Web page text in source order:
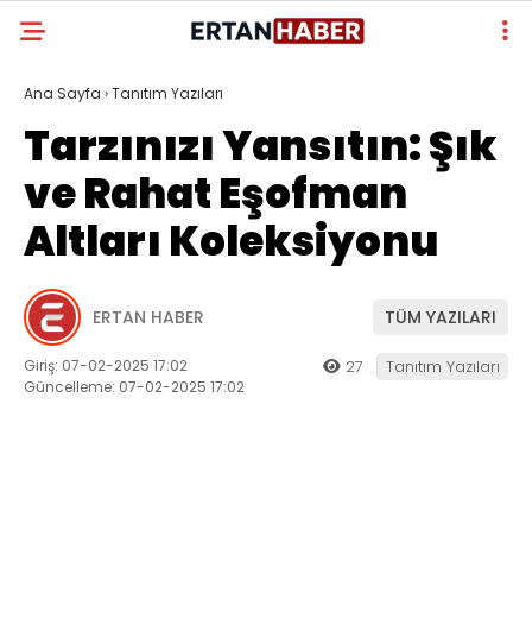
Ana Sayfa ›Tanıtım Yazıları
Tarzınızı Yansıtın: Şık
ve Rahat Eşofman
Altları Koleksiyonu
ERTAN HABER TÜM YAZILARI
Giriş: 07-02-2025 17:02
Güncelleme: 07-02-2025 17:02
27 Tanıtım Yazıları